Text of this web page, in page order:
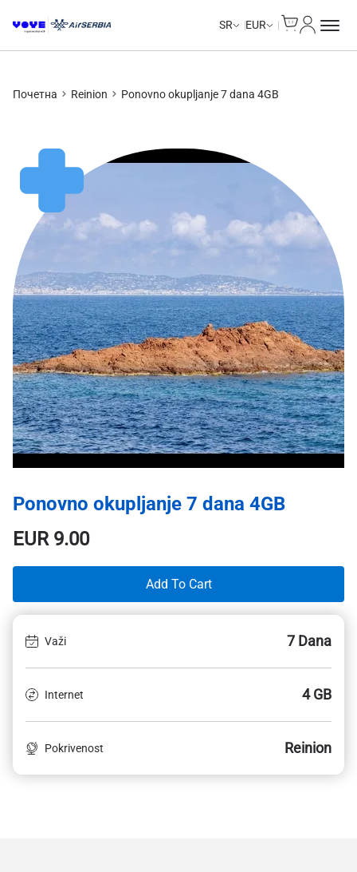
SR EUR
Почетна Reinion Ponovno okupljanje 7 dana 4GB
Ponovno okupljanje 7 dana 4GB
EUR9.00
Add To Cart
Važi 7 Dana
Internet 4 GB
Pokrivenost Reinion